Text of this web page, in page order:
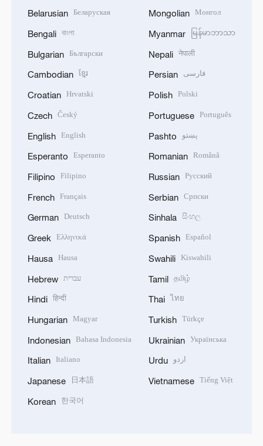
Belarusian Беларуская
Bengali বাংলা
Bulgarian Български
Cambodian ខ្មែរ
Croatian Hrvatski
Czech Český
English English
Esperanto Esperanto
Filipino Filipino
French Français
German Deutsch
Greek Ελληνικά
Hausa Hausa
Hebrew עברית
Hindi हिन्दी
Hungarian Magyar
Indonesian Bahasa Indonesia
Italian Italiano
Japanese 日本語
Korean 한국어
Mongolian Монгол
Myanmar မြန်မာဘာသာ
Nepali नेपाली
Persian فارسی
Polish Polski
Portuguese Português
Pashto پښتو
Romanian Română
Russian Русский
Serbian Српски
Sinhala සිංහල
Spanish Español
Swahili Kiswahili
Tamil தமிழ்
Thai ไทย
Turkish Türkçe
Ukrainian Українська
Urdu اردو
Vietnamese Tiếng Việt